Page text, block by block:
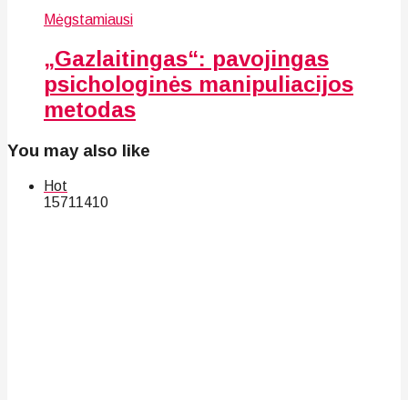
Mėgstamiausi
„Gazlaitingas“: pavojingas
psichologinės manipuliacijos
metodas
You may also like
Hot
15711410